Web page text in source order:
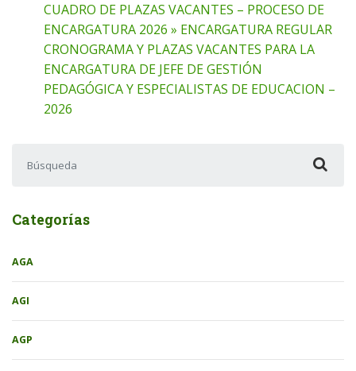
CUADRO DE PLAZAS VACANTES – PROCESO DE
ENCARGATURA 2026 » ENCARGATURA REGULAR
CRONOGRAMA Y PLAZAS VACANTES PARA LA
ENCARGATURA DE JEFE DE GESTIÓN
PEDAGÓGICA Y ESPECIALISTAS DE EDUCACION –
2026
Categorías
AGA
AGI
AGP